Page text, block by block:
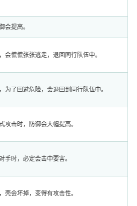
会提高。
会慌慌张张逃走，退回同行队伍中。
为了回避危险，会退回到同行队伍中。
攻击时，防御会大幅提高。
手时，必定会击中要害。
壳会坏掉，变得有攻击性。